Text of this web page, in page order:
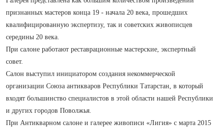
признанных мастеров конца 19 - начала 20 века, прошедших
квалифицированную экспертизу, так и советских живописцев
середины 20 века.
При салоне работают реставрационные мастерские, экспертный
совет.
Салон выступил инициатором создания некоммерческой
организации Союза антикваров Республики Татарстан, в который
входят большинство специалистов в этой области нашей Республики
и других городов Поволжья.
При Антикварном салоне и галерее живописи «Лигия» с марта 2015